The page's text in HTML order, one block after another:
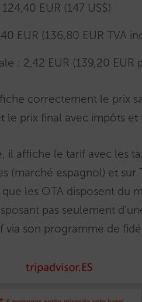
EUR (147 US$)
EUR (136,80 EUR TVA
: 2,42 EUR (139,20 EUR
correctement le prix
le prix final avec impôts
il affiche le tarif avec les
(marché espagnol) et
que les OTA disposent du
pas seulement
via son programme de